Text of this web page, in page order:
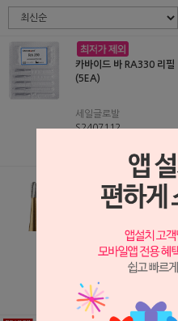
카바이드 바 RA330 리필
(5EA)
세일글로발
S2407112
메탈 커팅 바 FG 19mm
(FG 1931)
세일글로발
S2407110
17,000